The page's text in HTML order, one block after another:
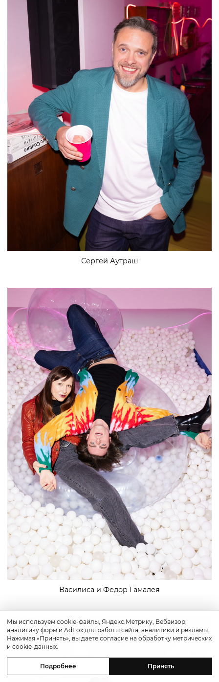
Сергей Аутраш
Василиса и Федор Гамалея
Мы используем cookie-файлы, Яндекс.Метрику, Вебвизор,
аналитику форм и AdFox для работы сайта, аналитики и рекламы.
Нажимая «Принять», вы даете согласие на обработку метрических
и cookie-данных.
Подробнее Принять